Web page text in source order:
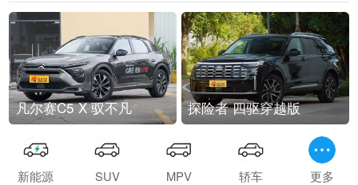
凡尔赛C5 X 驭不凡 探险者 四驱穿越版
新能源 SUV MPV 轿车 更多